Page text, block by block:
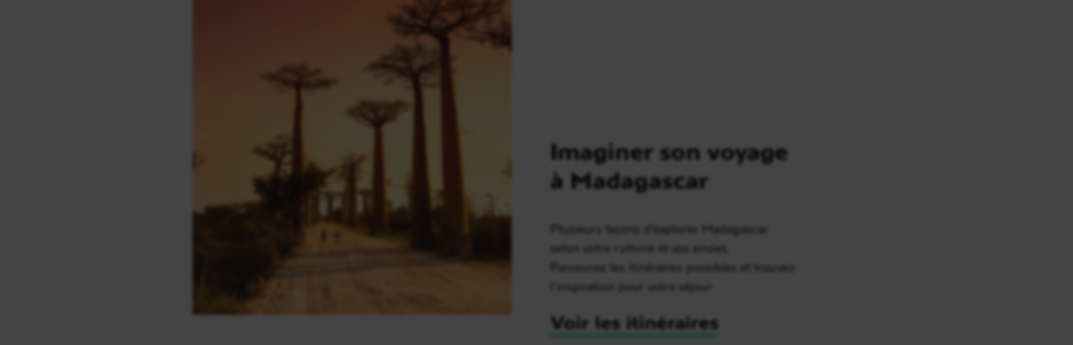
Imaginer son voyage
à Madagascar
Plusieurs façons d’explorer Madagascar
selon votre rythme et vos envies.
Parcourez les itinéraires possibles et trouvez
l’inspiration pour votre séjour
Voir les itinéraires